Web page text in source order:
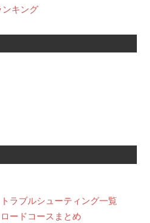
ンキング
ラブルシューティング一覧
ードコースまとめ